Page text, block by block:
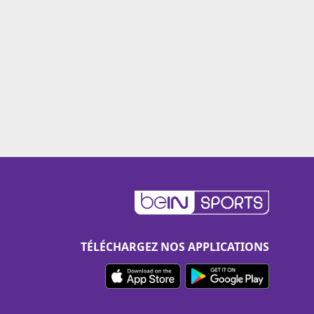
TÉLÉCHARGEZ NOS APPLICATIONS